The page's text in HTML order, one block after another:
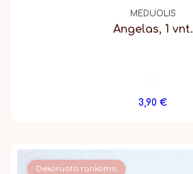
MEDUOLIS
Angelas, 1 vnt.
3,90 €
Dekoruota rankomis